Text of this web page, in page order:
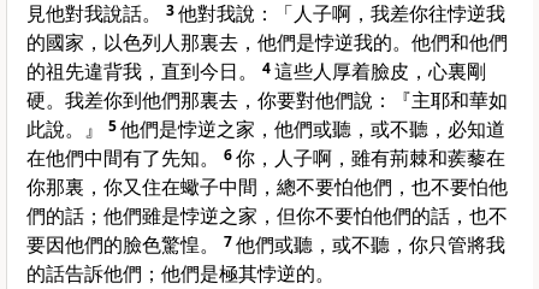
見他對我說話。
3他對我說：「人子啊，我差你往悖逆我
的國家， 以色列人那裏去，他們是悖逆我的。他們和他們
的祖先違背我，直到今日。
4這些人厚着臉皮，心裏剛
硬。我差你到他們那裏去，你要對他們說：『主耶和華如
此說。』
5他們是悖逆之家，他們或聽，或不聽，必知道
在他們中間有了先知。
6你，人子啊，雖有荊棘和蒺藜在
你那裏，你又住在蠍子中間，總不要怕他們，也不要怕他
們的話；他們雖是悖逆之家，但你不要怕他們的話，也不
要因他們的臉色驚惶。
7他們或聽，或不聽，你只管將我
的話告訴他們；他們是極其悖逆的。